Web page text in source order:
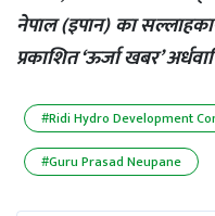
नेपाल (इपान) का
प्रकाशित ‘ऊर्जा खबर’
#Ridi Hydro Development
#Guru Prasad Neupane